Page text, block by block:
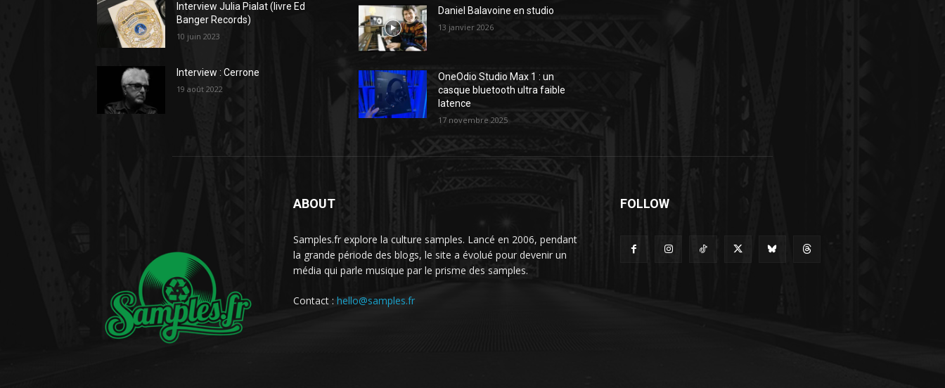
Interview Julia Pialat (livre Ed
Banger Records)
10 juin 2023
Interview : Cerrone
19 août 2022
Daniel Balavoine en studio
13 janvier 2026
OneOdio Studio Max 1 : un
casque bluetooth ultra faible
latence
17 novembre 2025
ABOUT
Samples.fr explore la culture samples. Lancé en 2006, pendant
la grande période des blogs, le site a évolué pour devenir un
média qui parle musique par le prisme des samples.
Contact : hello@samples.fr
FOLLOW